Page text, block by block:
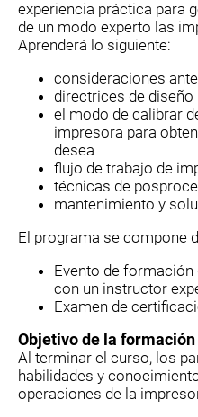
experiencia práctica para
de un modo experto las
Aprenderá lo siguiente:
consideraciones
directrices de diseño
el modo de calibrar
impresora para
desea
flujo de trabajo de
técnicas de
mantenimiento y
El programa se compone
Evento de formación
con un instructor
Examen de
Objetivo de la formación
Al terminar el curso, los
habilidades y
operaciones de la